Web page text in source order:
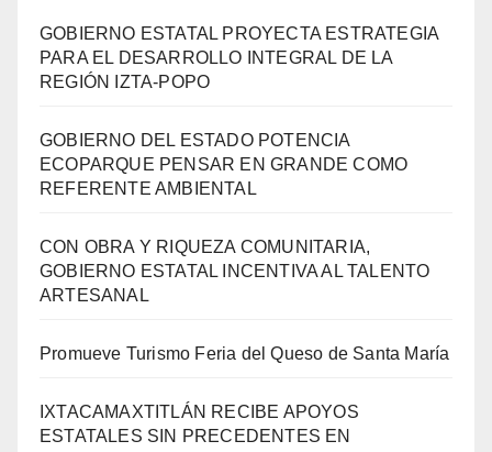
GOBIERNO ESTATAL PROYECTA ESTRATEGIA
PARA EL DESARROLLO INTEGRAL DE LA
REGIÓN IZTA-POPO
GOBIERNO DEL ESTADO POTENCIA
ECOPARQUE PENSAR EN GRANDE COMO
REFERENTE AMBIENTAL
CON OBRA Y RIQUEZA COMUNITARIA,
GOBIERNO ESTATAL INCENTIVA AL TALENTO
ARTESANAL
Promueve Turismo Feria del Queso de Santa María
IXTACAMAXTITLÁN RECIBE APOYOS
ESTATALES SIN PRECEDENTES EN